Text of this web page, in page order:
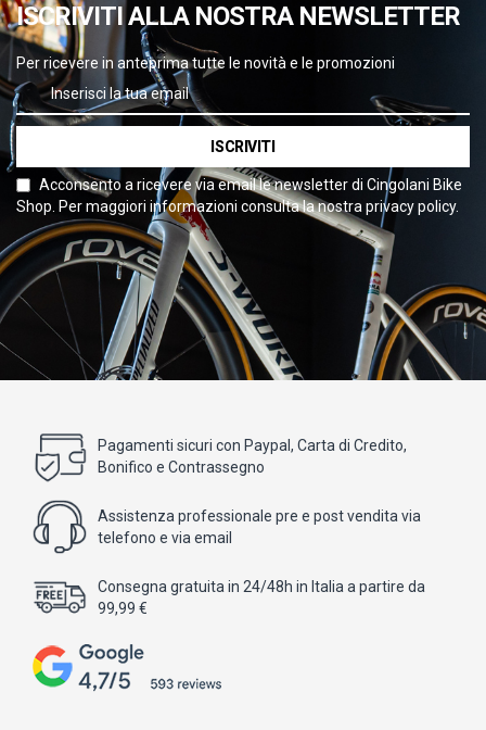
ISCRIVITI ALLA NOSTRA NEWSLETTER
Per ricevere in anteprima tutte le novità e le promozioni
ISCRIVITI
Acconsento a ricevere via email le newsletter di Cingolani Bike
Shop. Per maggiori informazioni consulta la nostra privacy policy.
Pagamenti sicuri con Paypal, Carta di Credito,
Bonifico e Contrassegno
Assistenza professionale pre e post vendita via
telefono e via email
Consegna gratuita in 24/48h in Italia a partire da
99,99 €